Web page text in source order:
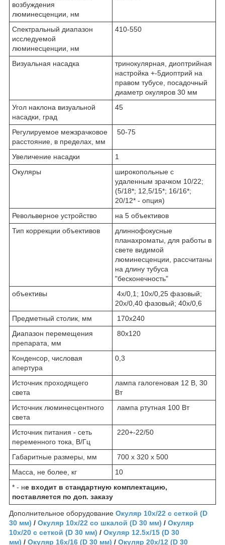
возбуждения
люминесценции, нм
Спектральный диапазон
исследуемой
люминесценции, нм
410-550
Визуальная насадка
тринокулярная, диоптрийная
настройка +-5диоптрий на
правом тубусе, посадочный
диаметр окуляров 30 мм
Угол наклона визуальной
насадки, град
45
Регулируемое межзрачковое
расстояние, в пределах, мм
50-75
Увеличение насадки
1
Окуляры
широкопольные с
удаленным зрачком 10/22;
(5/18*; 12,5/15*; 16/16*;
20/12* - опция)
Револьверное устройство
на 5 объективов
Тип коррекции объективов
длиннофокусные
планахроматы, для работы в
свете видимой
люминесценции, рассчитаны
на длину тубуса
"бесконечность"
объективы
4x/0,1; 10x/0,25 фазовый;
20x/0,40 фазовый; 40x/0,6
Предметный столик, мм
170x240
Диапазон перемещения
препарата, мм
80х120
Конденсор, числовая
апертура
0,3
Источник проходящего
света
лампа галогеновая 12 В, 30
Вт
Источник люминесцентного
света
лампа ртутная 100 Вт
Источник питания - сеть
переменного тока, В/Гц
220+-22/50
Габаритные размеры, мм
700 х 320 х 500
Масса, не более, кг
10
* - не входит в стандартную комплектацию,
поставляется по доп. заказу
Дополнительное оборудование Окуляр 10x/22 с сеткой (D
30 мм) / Окуляр 10x/22 со шкалой (D 30 мм) / Окуляр
10х/20 с сеткой (D 30 мм) / Окуляр 12.5х/15 (D 30
мм) / Окуляр 16x/16 (D 30 мм) / Окуляр 20х/12 (D 30